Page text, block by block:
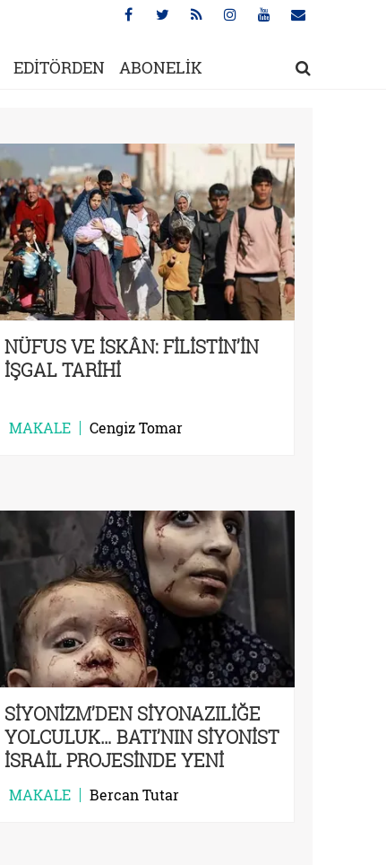
EDİTÖRDEN ABONELİK
NÜFUS VE İSKÂN: FİLİSTİN’İN
İŞGAL TARİHİ
MAKALE Cengiz Tomar
SİYONİZM’DEN SİYONAZILİĞE
YOLCULUK… BATI’NIN SİYONİST
İSRAİL PROJESİNDE YENİ
AŞAMA: HİTLERİZM
MAKALE Bercan Tutar